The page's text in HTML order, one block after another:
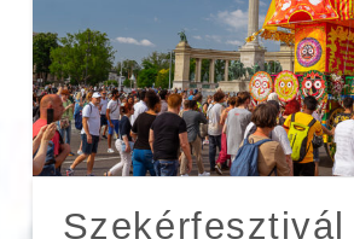
Szekérfesztivál